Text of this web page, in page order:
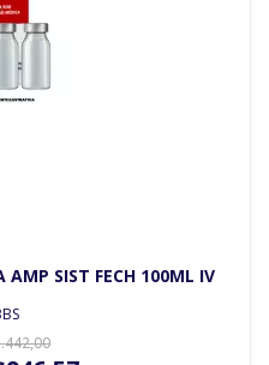
SIST FECH 100ML IV
,00